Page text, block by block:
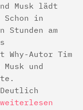
Musk lädt
Schon in
am
Autor Tim
und